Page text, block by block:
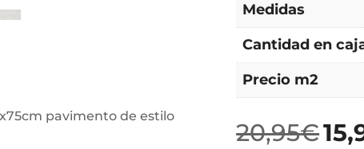
pavimento de estilo
Medidas
Cantidad en
Precio m2
20,95€ El